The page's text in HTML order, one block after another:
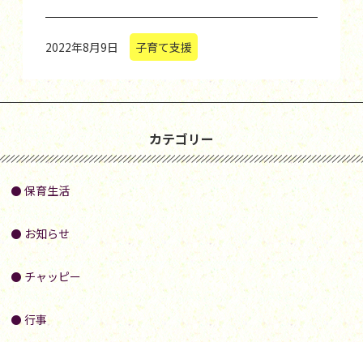
2022年8月9日 子育て支援
カテゴリー
保育生活
お知らせ
チャッピー
行事